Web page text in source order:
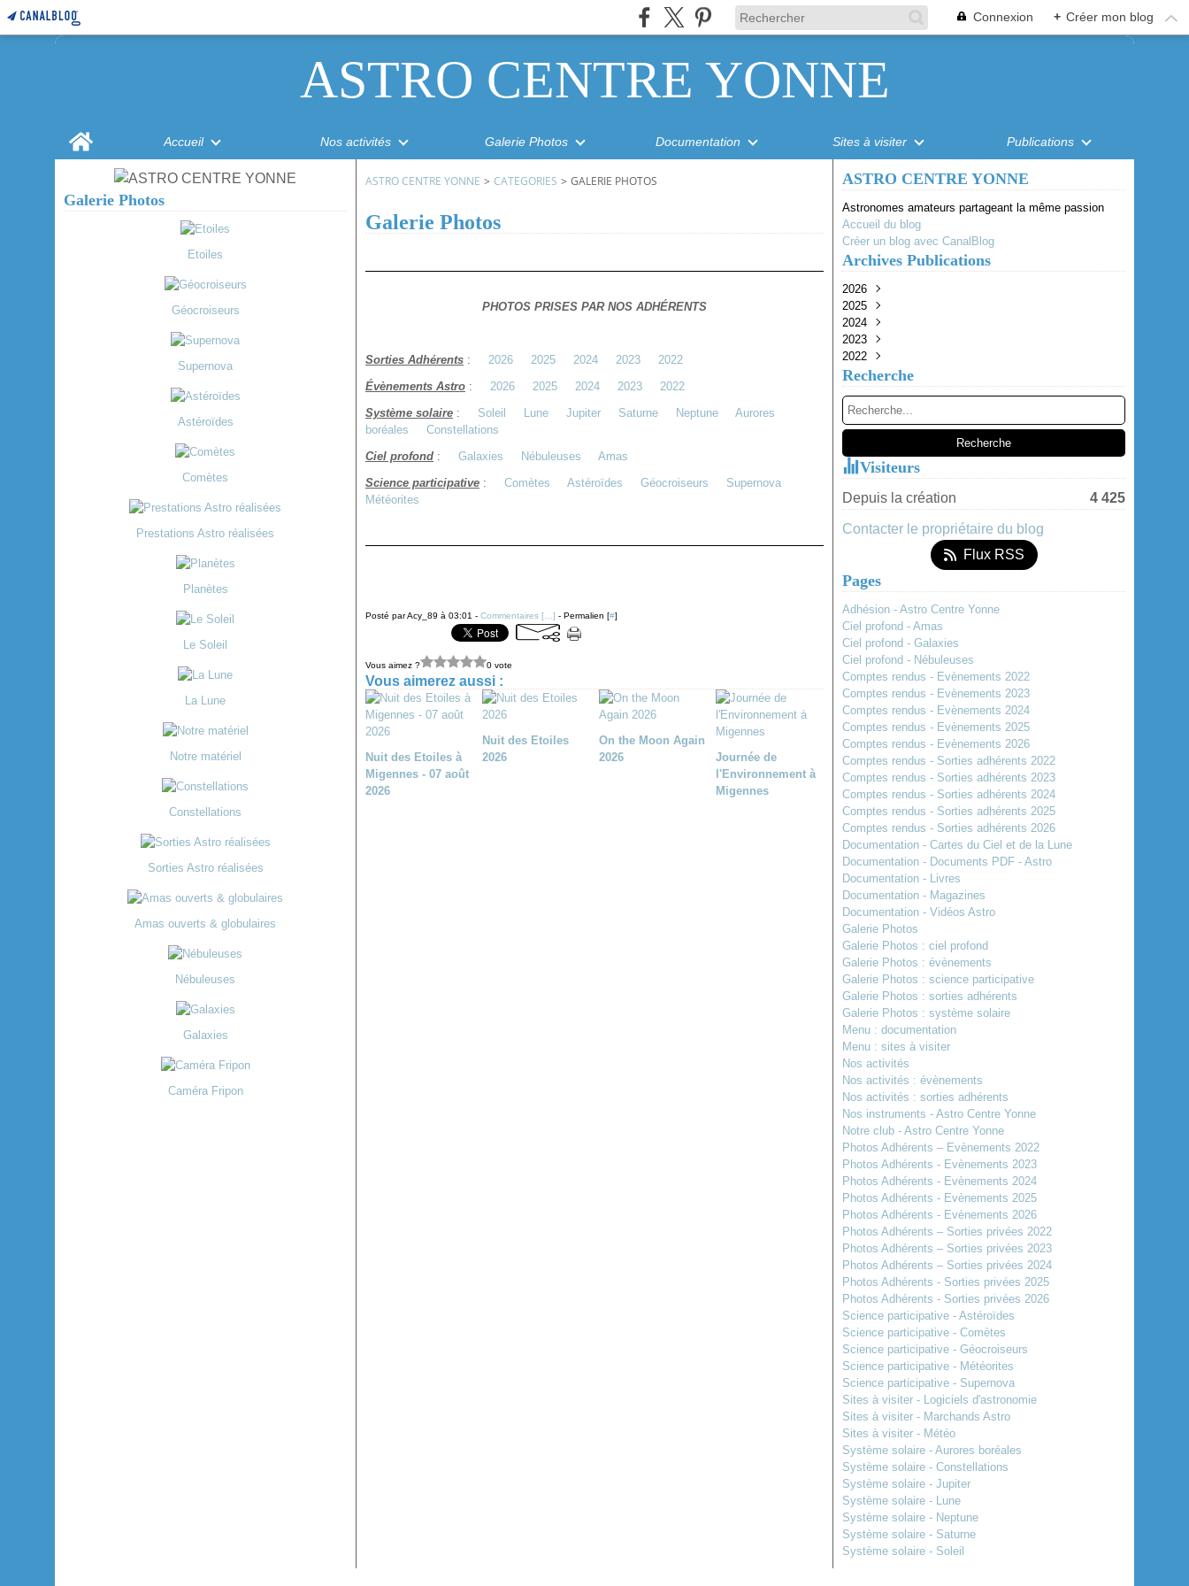
Connexion + Créer mon blog
ASTRO CENTRE YONNE
Home
Accueil
Nos activités Galerie Photos Documentation Sites à visiter Publications
Galerie Photos
Etoiles
Géocroiseurs
Supernova
Astéroïdes
Comètes
Prestations Astro réalisées
Planètes
Le Soleil
La Lune
Notre matériel
Constellations
Sorties Astro réalisées
Amas ouverts & globulaires
Nébuleuses
Galaxies
Caméra Fripon
ASTRO CENTRE YONNE > CATEGORIES > GALERIE PHOTOS
Galerie Photos
PHOTOS PRISES PAR NOS ADHÉRENTS
Sorties Adhérents : 2026 2025 2024 2023
2022
Évènements Astro : 2026 2025 2024 2023
2022
Système solaire : Soleil Lune Jupiter Saturne Neptune
Aurores
boréales
Constellations
Ciel profond : Galaxies Nébuleuses
Amas
Science participative : Comètes Astéroïdes Géocroiseurs
Supernova
Météorites
Posté par Acy_89 à 03:01 - Commentaires […] - Permalien [#]
Vous aimez ? 0 vote
Vous aimerez aussi :
Nuit des Etoiles à
Migennes - 07 août
2026
Nuit des Etoiles
2026
On the Moon Again
2026
Journée de
l'Environnement à
Migennes
ASTRO CENTRE YONNE
Astronomes amateurs partageant la même passion
Accueil du blog
Créer un blog avec CanalBlog
Archives Publications
2026
Août
Juillet
Juin
Mai(2)
Avril(1)
Mars(1)
Janvier(2)
2025
Octobre
Juillet
Juin
Mai(4)
Avril(1)
2024
Juillet
Juin
Avril(1)
2023
Octobre
Août(2)
Juin(1)
2022
Octobre(2)
Septembre(1)
Recherche
Visiteurs
Depuis la création 4 425
Contacter le propriétaire du blog
Flux RSS
Pages
Adhésion - Astro Centre Yonne
Ciel profond - Amas
Ciel profond - Galaxies
Ciel profond - Nébuleuses
Comptes rendus - Evènements 2022
Comptes rendus - Evènements 2023
Comptes rendus - Evènements 2024
Comptes rendus - Evènements 2025
Comptes rendus - Evènements 2026
Comptes rendus - Sorties adhérents 2022
Comptes rendus - Sorties adhérents 2023
Comptes rendus - Sorties adhérents 2024
Comptes rendus - Sorties adhérents 2025
Comptes rendus - Sorties adhérents 2026
Documentation - Cartes du Ciel et de la Lune
Documentation - Documents PDF - Astro
Documentation - Livres
Documentation - Magazines
Documentation - Vidéos Astro
Galerie Photos
Galerie Photos : ciel profond
Galerie Photos : évènements
Galerie Photos : science participative
Galerie Photos : sorties adhérents
Galerie Photos : système solaire
Menu : documentation
Menu : sites à visiter
Nos activités
Nos activités : évènements
Nos activités : sorties adhérents
Nos instruments - Astro Centre Yonne
Notre club - Astro Centre Yonne
Photos Adhérents – Evènements 2022
Photos Adhérents - Evènements 2023
Photos Adhérents - Evènements 2024
Photos Adhérents - Evènements 2025
Photos Adhérents - Evènements 2026
Photos Adhérents – Sorties privées 2022
Photos Adhérents – Sorties privées 2023
Photos Adhérents – Sorties privées 2024
Photos Adhérents - Sorties privées 2025
Photos Adhérents - Sorties privées 2026
Science participative - Astéroïdes
Science participative - Comètes
Science participative - Géocroiseurs
Science participative - Météorites
Science participative - Supernova
Sites à visiter - Logiciels d'astronomie
Sites à visiter - Marchands Astro
Sites à visiter - Météo
Système solaire - Aurores boréales
Système solaire - Constellations
Système solaire - Jupiter
Système solaire - Lune
Système solaire - Neptune
Système solaire - Saturne
Système solaire - Soleil